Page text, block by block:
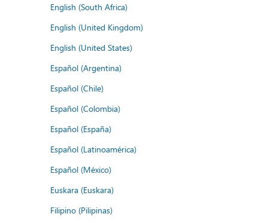
English (South Africa)
English (United Kingdom)
English (United States)
Español (Argentina)
Español (Chile)
Español (Colombia)
Español (España)
Español (Latinoamérica)
Español (México)
Euskara (Euskara)
Filipino (Pilipinas)